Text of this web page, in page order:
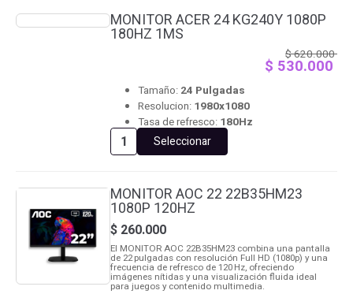
KA242Y
1080P
144HZ
MONITOR ACER 24 KG240Y 1080P
180HZ 1MS
$620.000
El precio original era: $ 620.000 .
$ 530.000
El precio actual es: $ 530.000 .
Tamaño: 24 Pulgadas
Resolucion: 1980x1080
Tasa de refresco: 180Hz
MONITOR
ACER
KG240Y
1080P
180HZ
1MS
cantidad
Seleccionar
MONITOR AOC 22 22B35HM23
1080P 120HZ
$ 260.000
El MONITOR AOC 22B35HM23 combina una pantalla
de 22 pulgadas con resolución Full HD (1080p) y una
frecuencia de refresco de 120 Hz, ofreciendo
imágenes nítidas y una visualización fluida ideal
para juegos y contenido multimedia.